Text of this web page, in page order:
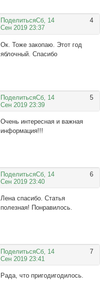
Поделиться 4
Сб, 14
Сен 2019 23:37
Ок. Тоже закопаю. Этот год
яблочный. Спасибо
Поделиться 5
Сб, 14
Сен 2019 23:39
Очень интересная и важная
информация!!!
Поделиться 6
Сб, 14
Сен 2019 23:40
Лена спасибо. Статья
полезная! Понравилось.
Поделиться 7
Сб, 14
Сен 2019 23:41
Рада, что пригодигодилось.